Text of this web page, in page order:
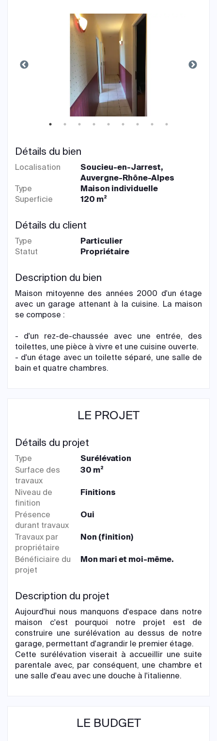
Détails du bien
Localisation
Soucieu-en-Jarrest,
Auvergne-Rhône-Alpes
Type
Maison individuelle
Superficie
120 m²
Détails du client
Type
Particulier
Statut
Propriétaire
Description du bien
Maison mitoyenne des années 2000 d'un étage
avec un garage attenant à la cuisine. La maison
se compose :
- d'un rez-de-chaussée avec une entrée, des
toilettes, une pièce à vivre et une cuisine ouverte.
- d'un étage avec un toilette séparé, une salle de
bain et quatre chambres.
LE PROJET
Détails du projet
Type
Surélévation
Surface des
travaux
30 m²
Niveau de
finition
Finitions
Présence
durant travaux
Oui
Travaux par
propriétaire
Non (finition)
Bénéficiaire du
projet
Mon mari et moi-même.
Description du projet
Aujourd'hui nous manquons d'espace dans notre
maison c'est pourquoi notre projet est de
construire une surélévation au dessus de notre
garage, permettant d'agrandir le premier étage.
Cette surélévation viserait à accueillir une suite
parentale avec, par conséquent, une chambre et
une salle d'eau avec une douche à l'italienne.
LE BUDGET